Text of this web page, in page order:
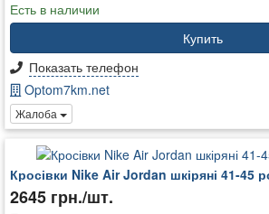
Есть в наличии
Купить
Показать телефон
Optom7km.net
Жалоба
Кросівки Nike Air Jordan шкіряні 41-45
2645 грн./шт.